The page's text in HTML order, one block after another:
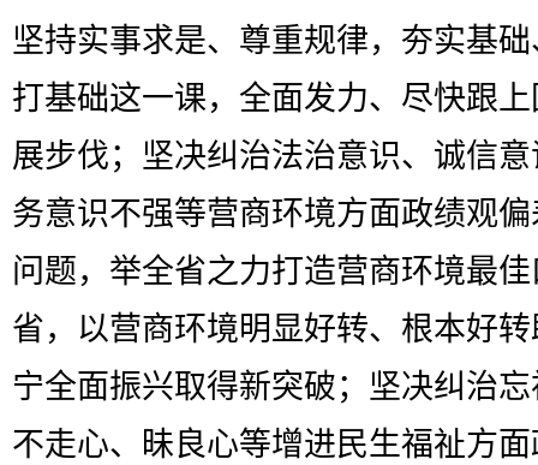
坚持实事求是、尊重规律，夯实基
打基础这一课，全面发力、尽快跟
展步伐；坚决纠治法治意识、诚信
务意识不强等营商环境方面政绩观
问题，举全省之力打造营商环境最
省，以营商环境明显好转、根本好
宁全面振兴取得新突破；坚决纠治
不走心、昧良心等增进民生福祉方